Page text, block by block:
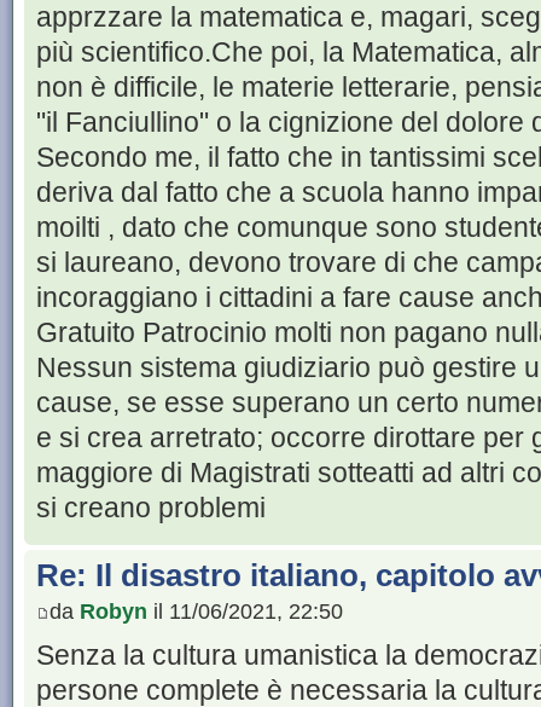
apprzzare la matematica e, magari,
più scientifico.Che poi, la Matematica,
non è difficile, le materie letterarie,
"il Fanciullino" o la cignizione del dolore
Secondo me, il fatto che in tantissimi
deriva dal fatto che a scuola hanno
moilti , dato che comunque sono
si laureano, devono trovare di che
incoraggiano i cittadini a fare cause
Gratuito Patrocinio molti non pagano
Nessun sistema giudiziario può gestire
cause, se esse superano un certo
e si crea arretrato; occorre dirottare per
maggiore di Magistrati sotteatti ad altri
si creano problemi
Re: Il disastro italiano, capitolo
da Robyn il 11/06/2021, 22:50
Senza la cultura umanistica la
persone complete è necessaria la